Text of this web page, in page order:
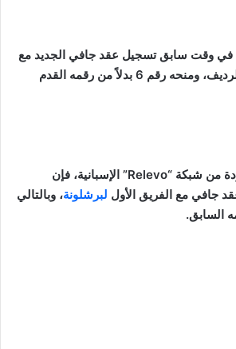
في وقت سابق تسجيل عقد جافي الجديد مع
الفريق الأول بدلاً من الرديف، ومنحه رقم 6 بدلاً من رقمه القدم
ووفقاً للمعلومات الواردة من شبكة “Relevo” الإسبانية، فإن
جافي مع الفريق الأول لبرشلونة، وبالتالي
السابق.